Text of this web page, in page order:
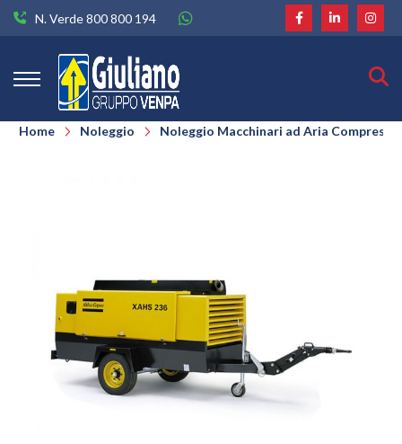
N. Verde 800 800 194
Home Noleggio Noleggio Macchinari ad Aria Compressa